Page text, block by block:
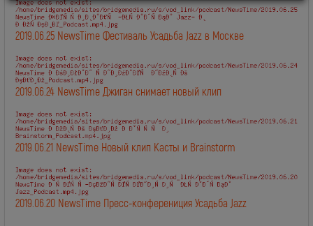
2019.06.25 NewsTime Фестиваль Усадьба Jazz в Москве
2019.06.24 NewsTime Джиган снимает новый клип
2019.06.21 NewsTime Новый клип Касты и Brainstorm
2019.06.20 NewsTime Пресс-конферениция Усадьба Jazz